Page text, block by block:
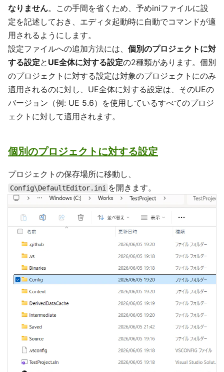
なりません。この手間を省くため、予めiniファイルに設
定を記述しておき、エディタ起動時に自動でコマンドが適
用されるようにします。
設定ファイルへの追加方法には、 個別のプロジェクトに対
する設定と UE全体に対する設定の2種類があります。個別
のプロジェクトに対する設定は対象のプロジェクトにのみ
適用されるのに対し、UE全体に対する設定は、そのUEの
バージョン（例: UE 5.6）を使用しているすべてのプロジ
ェクトに対して適用されます。
個別のプロジェクトに対する設定
プロジェクトの保存場所に移動し、
Config\DefaultEditor.ini を開きます。